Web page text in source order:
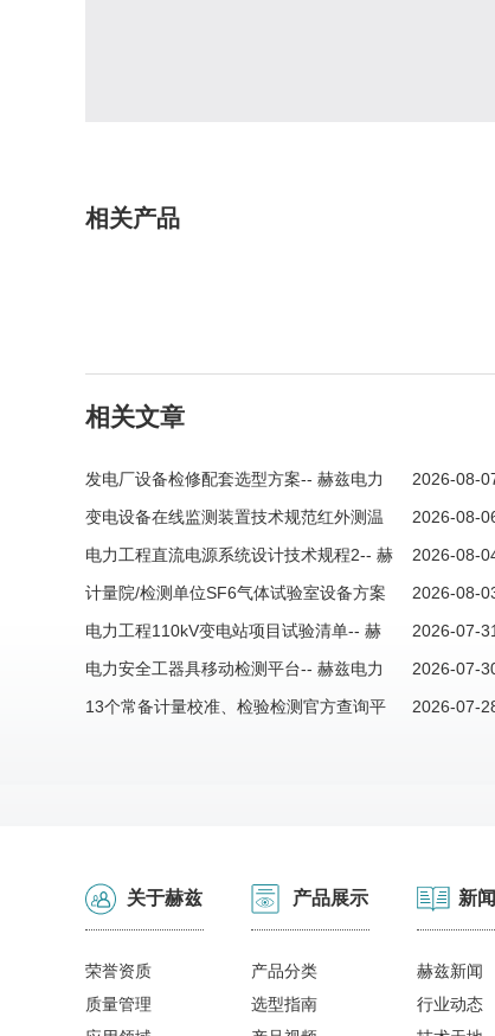
相关产品
相关文章
2026-08-
发电厂设备检修配套选型方案-- 赫兹电力
2026-08-
变电设备在线监测装置技术规范红外测温
装置-- 赫兹电力
2026-08-
电力工程直流电源系统设计技术规程2-- 赫
兹电力
2026-08-
计量院/检测单位SF6气体试验室设备方案
清单-- 赫兹电力
2026-07-31
电力工程110kV变电站项目试验清单-- 赫
兹电力
2026-07-
电力安全工器具移动检测平台-- 赫兹电力
2026-07-
13个常备计量校准、检验检测官方查询平
关于赫兹
荣誉资质
质量管理
产品展示
产品分类
选型指南
新
赫兹新闻
行业动态